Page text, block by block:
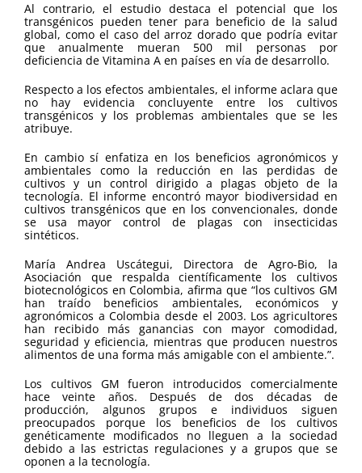
Al contrario, el estudio destaca el potencial que los
transgénicos pueden tener para beneficio de la salud
global, como el caso del arroz dorado que podría evitar
que anualmente mueran 500 mil personas por
deficiencia de Vitamina A en países en vía de desarrollo.
Respecto a los efectos ambientales, el informe aclara que
no hay evidencia concluyente entre los cultivos
transgénicos y los problemas ambientales que se les
atribuye.
En cambio sí enfatiza en los beneficios agronómicos y
ambientales como la reducción en las perdidas de
cultivos y un control dirigido a plagas objeto de la
tecnología. El informe encontró mayor biodiversidad en
cultivos transgénicos que en los convencionales, donde
se usa mayor control de plagas con insecticidas
sintéticos.
María Andrea Uscátegui, Directora de Agro-Bio, la
Asociación que respalda científicamente los cultivos
biotecnológicos en Colombia, afirma que “los cultivos GM
han traído beneficios ambientales, económicos y
agronómicos a Colombia desde el 2003. Los agricultores
han recibido más ganancias con mayor comodidad,
seguridad y eficiencia, mientras que producen nuestros
alimentos de una forma más amigable con el ambiente.”.
Los cultivos GM fueron introducidos comercialmente
hace veinte años. Después de dos décadas de
producción, algunos grupos e individuos siguen
preocupados porque los beneficios de los cultivos
genéticamente modificados no lleguen a la sociedad
debido a las estrictas regulaciones y a grupos que se
oponen a la tecnología.